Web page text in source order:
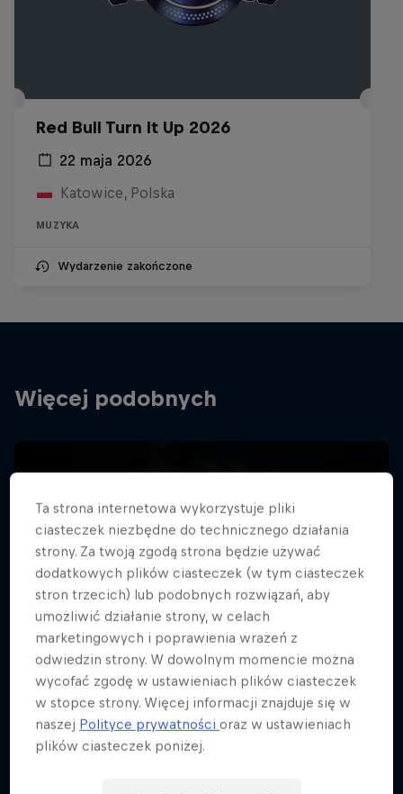
Red Bull Turn It Up 2026
22 maja 2026
Katowice, Polska
MUZYKA
Wydarzenie zakończone
Więcej podobnych
Ta strona internetowa wykorzystuje pliki
ciasteczek niezbędne do technicznego działania
strony. Za twoją zgodą strona będzie używać
dodatkowych plików ciasteczek (w tym ciasteczek
stron trzecich) lub podobnych rozwiązań, aby
umożliwić działanie strony, w celach
marketingowych i poprawienia wrażeń z
odwiedzin strony. W dowolnym momencie można
wycofać zgodę w ustawieniach plików ciasteczek
w stopce strony. Więcej informacji znajduje się w
naszej Polityce prywatnościoraz w ustawieniach
plików ciasteczek poniżej.